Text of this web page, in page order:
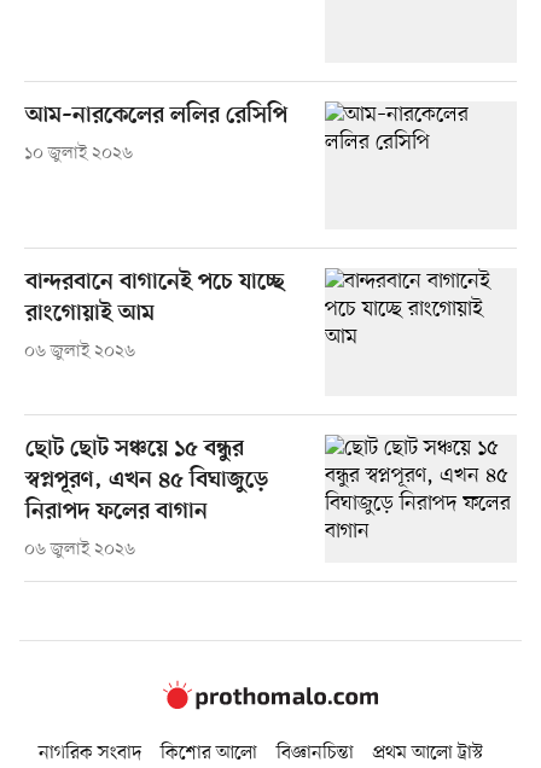
আম–নারকেলের ললির রেসিপি
১০ জুলাই ২০২৬
বান্দরবানে বাগানেই পচে যাচ্ছে
রাংগোয়াই আম
০৬ জুলাই ২০২৬
ছোট ছোট সঞ্চয়ে ১৫ বন্ধুর
স্বপ্নপূরণ, এখন ৪৫ বিঘাজুড়ে
নিরাপদ ফলের বাগান
০৬ জুলাই ২০২৬
নাগরিক সংবাদ কিশোর আলো বিজ্ঞানচিন্তা
প্রথম আলো ট্রাস্ট